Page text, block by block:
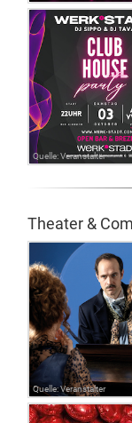
Quelle: Veranstalter
Theater &
Quelle: Veranstalter